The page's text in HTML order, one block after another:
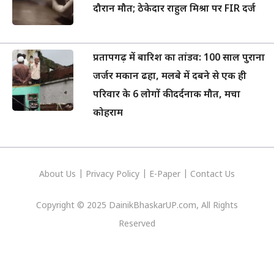
दौरान मौत; ठेकेदार राहुल मिश्रा पर FIR दर्ज
प्रतापगढ़ में बारिश का तांडव: 100 साल पुराना
जर्जर मकान ढहा, मलबे में दबने से एक ही
परिवार के 6 लोगों की दर्दनाक मौत, मचा
कोहराम
About Us Privacy Policy E-Paper Contact Us
Copyright © 2025 DainikBhaskarUP.com, All Rights
Reserved